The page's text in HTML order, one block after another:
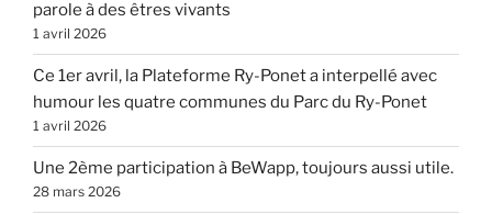
parole à des êtres vivants
1 avril 2026
Ce 1er avril, la Plateforme Ry-Ponet a interpellé avec
humour les quatre communes du Parc du Ry-Ponet
1 avril 2026
Une 2ème participation à BeWapp, toujours aussi utile.
28 mars 2026